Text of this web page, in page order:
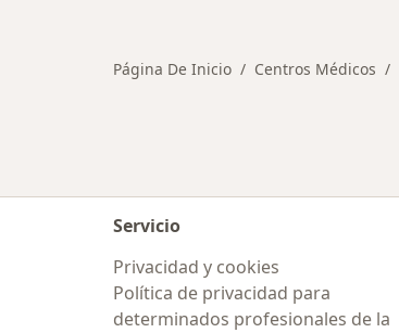
Página De Inicio Centros Médicos
Servicio
Privacidad y cookies
Política de privacidad para
determinados profesionales de la